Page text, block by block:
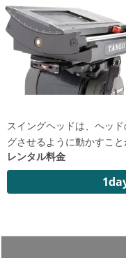
スイングヘッドは、ヘッ
グさせるように動かすこと
レンタル料金